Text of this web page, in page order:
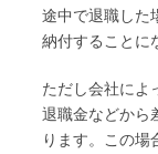
途中で退職した
納付することに
ただし会社によ
退職金などから
ります。この場